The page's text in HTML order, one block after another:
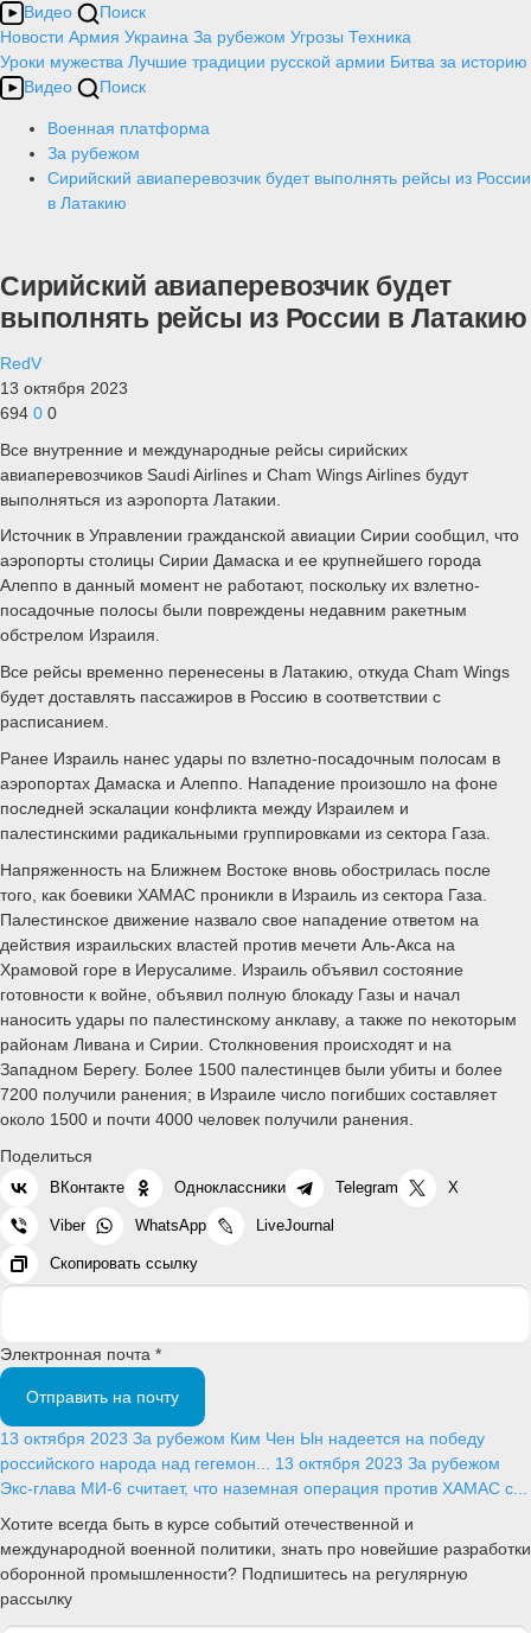
Видео
Поиск
Новости Армия Украина За рубежом Угрозы Техника
Уроки мужества Лучшие традиции русской армии Битва за историю
Видео
Поиск
Военная платформа
За рубежом
Сирийский авиаперевозчик будет выполнять рейсы из России
в Латакию
Сирийский авиаперевозчик будет
выполнять рейсы из России в Латакию
RedV
13 октября 2023
694 0 0
Все внутренние и международные рейсы сирийских
авиаперевозчиков Saudi Airlines и Cham Wings Airlines будут
выполняться из аэропорта Латакии.
Источник в Управлении гражданской авиации Сирии сообщил, что
аэропорты столицы Сирии Дамаска и ее крупнейшего города
Алеппо в данный момент не работают, поскольку их взлетно-
посадочные полосы были повреждены недавним ракетным
обстрелом Израиля.
Все рейсы временно перенесены в Латакию, откуда Cham Wings
будет доставлять пассажиров в Россию в соответствии с
расписанием.
Ранее Израиль нанес удары по взлетно-посадочным полосам в
аэропортах Дамаска и Алеппо. Нападение произошло на фоне
последней эскалации конфликта между Израилем и
палестинскими радикальными группировками из сектора Газа.
Напряженность на Ближнем Востоке вновь обострилась после
того, как боевики ХАМАС проникли в Израиль из сектора Газа.
Палестинское движение назвало свое нападение ответом на
действия израильских властей против мечети Аль-Акса на
Храмовой горе в Иерусалиме. Израиль объявил состояние
готовности к войне, объявил полную блокаду Газы и начал
наносить удары по палестинскому анклаву, а также по некоторым
районам Ливана и Сирии. Столкновения происходят и на
Западном Берегу. Более 1500 палестинцев были убиты и более
7200 получили ранения; в Израиле число погибших составляет
около 1500 и почти 4000 человек получили ранения.
Поделиться
ВКонтакте Одноклассники Telegram X
Viber WhatsApp LiveJournal
Скопировать ссылку
Электронная почта *
Отправить на почту
13 октября 2023 За рубежом Ким Чен Ын надеется на победу
российского народа над гегемон... 13 октября 2023 За рубежом
Экс-глава МИ-6 считает, что наземная операция против ХАМАС с...
Хотите всегда быть в курсе событий отечественной и
международной военной политики, знать про новейшие разработки
оборонной промышленности? Подпишитесь на регулярную
рассылку